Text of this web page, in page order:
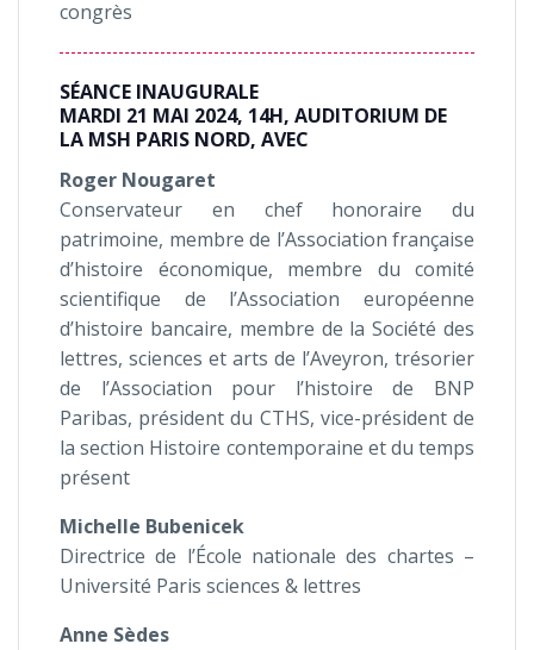
congrès
SÉANCE INAUGURALE
MARDI 21 MAI 2024, 14H, AUDITORIUM DE
LA MSH PARIS NORD, AVEC
Roger Nougaret
Conservateur en chef honoraire du
patrimoine, membre de l’Association française
d’histoire économique, membre du comité
scientifique de l’Association européenne
d’histoire bancaire, membre de la Société des
lettres, sciences et arts de l’Aveyron, trésorier
de l’Association pour l’histoire de BNP
Paribas, président du CTHS, vice-président de
la section Histoire contemporaine et du temps
présent
Michelle Bubenicek
Directrice de l’École nationale des chartes –
Université Paris sciences & lettres
Anne Sèdes